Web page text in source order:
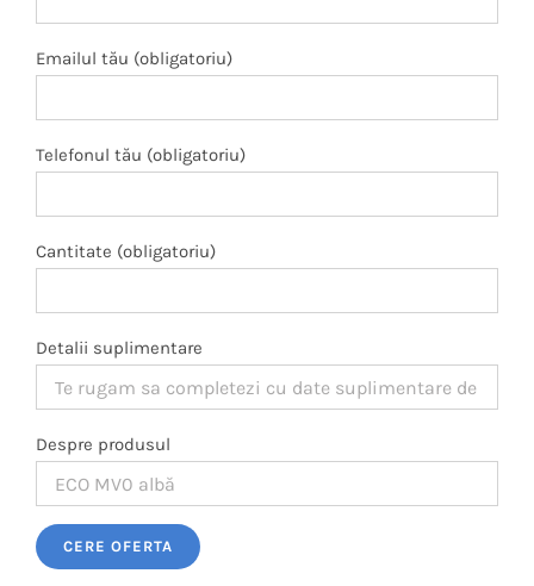
Emailul tău (obligatoriu)
Telefonul tău (obligatoriu)
Cantitate (obligatoriu)
Detalii suplimentare
Despre produsul
Please leave this field empty.